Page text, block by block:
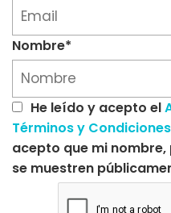
Nombre*
He leído y acepto el
Términos y Condiciones
acepto que mi
se muestren